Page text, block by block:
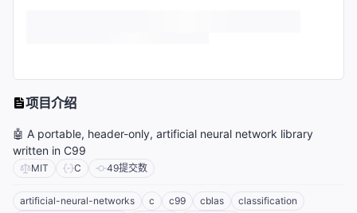
项目介绍
🤖 A portable, header-only, artificial neural network library
written in C99
MIT C 49提交数
artificial-neural-networks c c99 cblas
classification